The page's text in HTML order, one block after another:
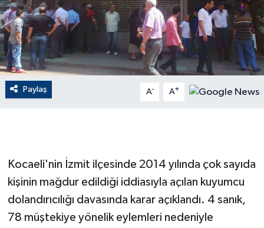
Paylaş A- A+
Kocaeli'nin İzmit ilçesinde 2014 yılında çok sayıda
kişinin mağdur edildiği iddiasıyla açılan kuyumcu
dolandırıcılığı davasında karar açıklandı. 4 sanık,
78 müştekiye yönelik eylemleri nedeniyle
EKONOMİ
English News
Finans
GENEL
GÜNDEM